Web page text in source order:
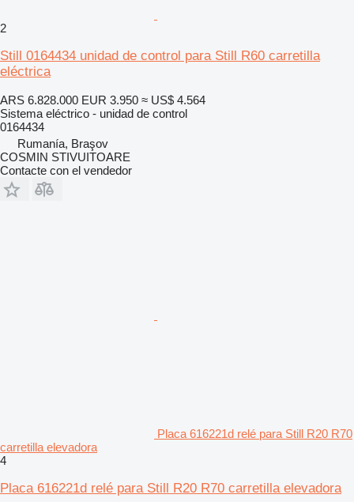
2
Still 0164434 unidad de control para Still R60 carretilla
eléctrica
ARS 6.828.000 EUR 3.950 ≈ US$ 4.564
Sistema eléctrico - unidad de control
0164434
Rumanía, Braşov
COSMIN STIVUITOARE
Contacte con el vendedor
Placa 616221d relé para Still R20 R70
carretilla elevadora
4
Placa 616221d relé para Still R20 R70 carretilla elevadora